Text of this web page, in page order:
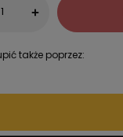
+
także poprzez: